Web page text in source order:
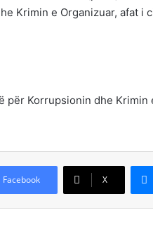
Krimin e Organizuar, afat i
për Korrupsionin dhe Krimin
Facebook X